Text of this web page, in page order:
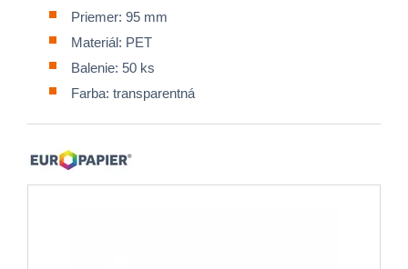
Priemer: 95 mm
Materiál: PET
Balenie: 50 ks
Farba: transparentná